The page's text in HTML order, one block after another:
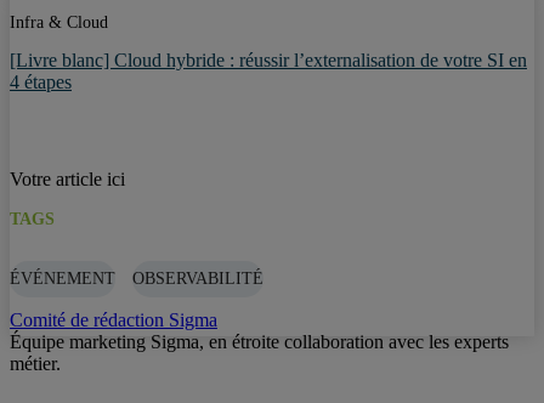
Infra & Cloud
[Livre blanc] Cloud hybride : réussir l’externalisation de votre SI en
4 étapes
Votre article ici
TAGS
ÉVÉNEMENT OBSERVABILITÉ
Comité de rédaction Sigma
Équipe marketing Sigma, en étroite collaboration avec les experts
métier.